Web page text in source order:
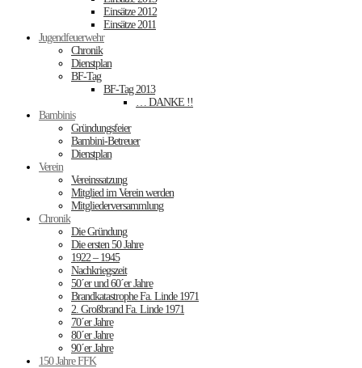
Einsätze 2012
Einsätze 2011
Jugendfeuerwehr
Chronik
Dienstplan
BF-Tag
BF-Tag 2013
… DANKE !!
Bambinis
Gründungsfeier
Bambini-Betreuer
Dienstplan
Verein
Vereinssatzung
Mitglied im Verein werden
Mitgliederversammlung
Chronik
Die Gründung
Die ersten 50 Jahre
1922 – 1945
Nachkriegszeit
50´er und 60´er Jahre
Brandkatastrophe Fa. Linde 1971
2. Großbrand Fa. Linde 1971
70´er Jahre
80´er Jahre
90´er Jahre
150 Jahre FFK